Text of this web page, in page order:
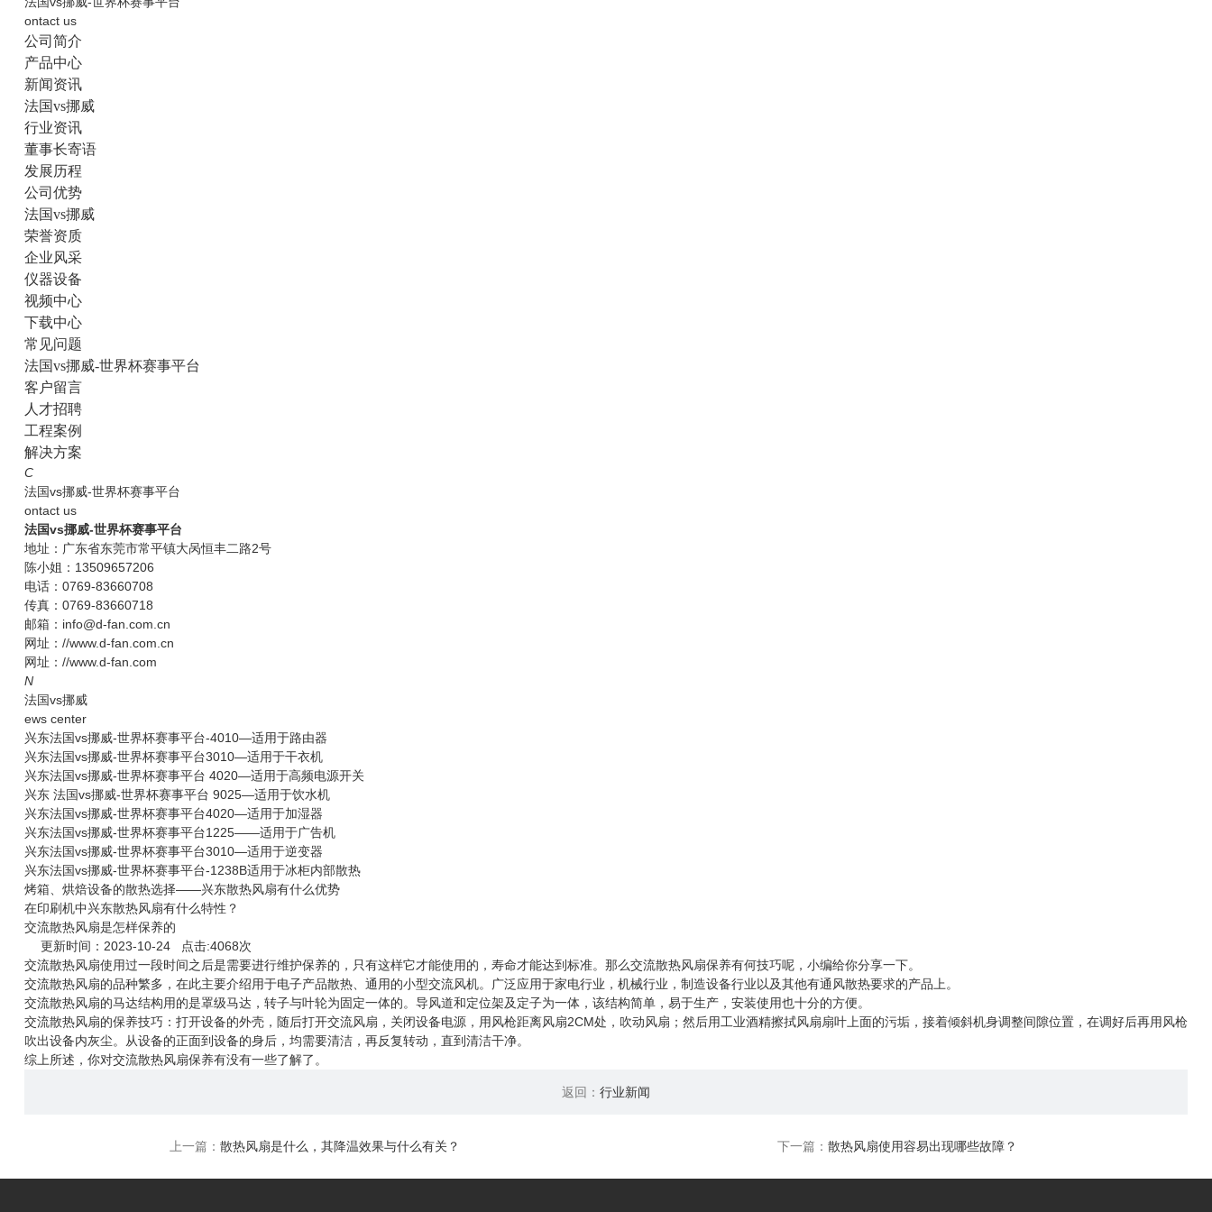
ontact us
公司简介
产品中心
新闻资讯
法国vs挪威
行业资讯
董事长寄语
发展历程
公司优势
法国vs挪威
荣誉资质
企业风采
仪器设备
视频中心
下载中心
常见问题
法国vs挪威-世界杯赛事平台
客户留言
人才招聘
工程案例
解决方案
C
法国vs挪威-世界杯赛事平台
ontact us
法国vs挪威-世界杯赛事平台
地址：广东省东莞市常平镇大呙恒丰二路2号
陈小姐：13509657206
电话：0769-83660708
传真：0769-83660718
邮箱：info@d-fan.com.cn
网址：//www.d-fan.com.cn
网址：//www.d-fan.com
N
法国vs挪威
ews center
兴东法国vs挪威-世界杯赛事平台-4010—适用于路由器
兴东法国vs挪威-世界杯赛事平台3010—适用于干衣机
兴东法国vs挪威-世界杯赛事平台 4020—适用于高频电源开关
兴东 法国vs挪威-世界杯赛事平台 9025—适用于饮水机
兴东法国vs挪威-世界杯赛事平台4020—适用于加湿器
兴东法国vs挪威-世界杯赛事平台1225——适用于广告机
兴东法国vs挪威-世界杯赛事平台3010—适用于逆变器
兴东法国vs挪威-世界杯赛事平台-1238B适用于冰柜内部散热
烤箱、烘焙设备的散热选择——兴东散热风扇有什么优势
在印刷机中兴东散热风扇有什么特性？
交流散热风扇是怎样保养的
更新时间：2023-10-24 点击:4068次
交流散热风扇使用过一段时间之后是需要进行维护保养的，只有这样它才能使用的，寿命才能达到标准。那么交流散热风扇保养有何技巧呢，小编给你分享一下。
交流散热风扇的品种繁多，在此主要介绍用于电子产品散热、通用的小型交流风机。广泛应用于家电行业，机械行业，制造设备行业以及其他有通风散热要求的产品上。
交流散热风扇的马达结构用的是罩级马达，转子与叶轮为固定一体的。导风道和定位架及定子为一体，该结构简单，易于生产，安装使用也十分的方便。
交流散热风扇的保养技巧：打开设备的外壳，随后打开交流风扇，关闭设备电源，用风枪距离风扇2CM处，吹动风扇；然后用工业酒精擦拭风扇扇叶上面的污垢，接着倾斜机身调整间隙位置，在调好后再用风枪
吹出设备内灰尘。从设备的正面到设备的身后，均需要清洁，再反复转动，直到清洁干净。
综上所述，你对交流散热风扇保养有没有一些了解了。
返回： 行业新闻
上一篇：散热风扇是什么，其降温效果与什么有关？ 下一篇： 散热风扇使用容易出现哪些故障？